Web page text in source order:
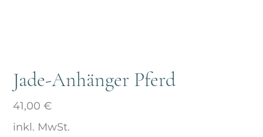
Jade-Anhänger Pferd
Preis
41,00 €
inkl. MwSt.